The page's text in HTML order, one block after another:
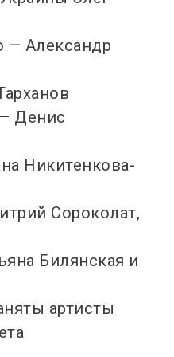
— Александр
Денис
Никитенкова-
Сороколат,
Билянская и
артисты